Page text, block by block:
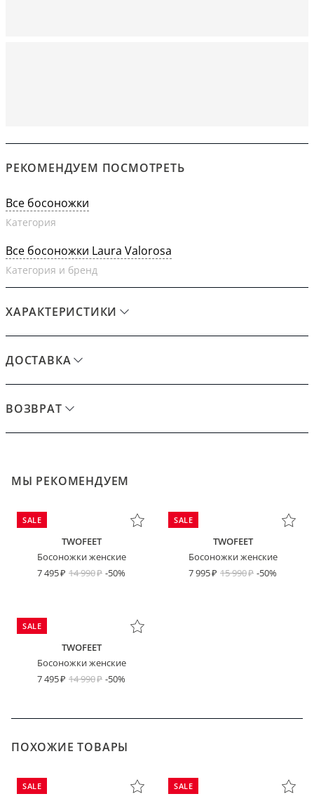
РЕКОМЕНДУЕМ ПОСМОТРЕТЬ
Все босоножки
Категория
Все босоножки Laura Valorosa
Категория и бренд
ХАРАКТЕРИСТИКИ
ДОСТАВКА
ВОЗВРАТ
МЫ РЕКОМЕНДУЕМ
SALE
TWOFEET
Босоножки женские
7 495
14 990 -50%
SALE
TWOFEET
Босоножки женские
7 995
15 990 -50%
SALE
TWOFEET
Босоножки женские
7 495
14 990 -50%
ПОХОЖИЕ ТОВАРЫ
SALE SALE